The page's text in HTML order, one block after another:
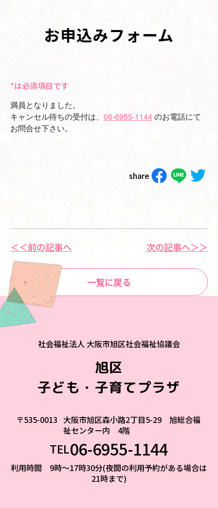
お申込みフォーム
*は必須項目です
満員となりました。
キャンセル待ちの受付は、 06-6955-1144のお電話にて
お問合せ下さい。
share
＜＜前の記事へ
一覧に戻る
次の記事へ＞＞
社会福祉法人 大阪市旭区社会福祉協議会
旭区
子ども・子育てプラザ
〒535-0013 大阪市旭区森小路2丁目5-29 旭総合福
祉センター内 4階
TEL06-6955-1144
利用時間 9時～17時30分(夜間の利用予約がある場合は
21時まで)